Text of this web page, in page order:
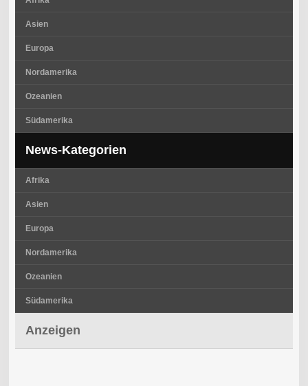
Asien
Europa
Nordamerika
Ozeanien
Südamerika
News-Kategorien
Afrika
Asien
Europa
Nordamerika
Ozeanien
Südamerika
Anzeigen